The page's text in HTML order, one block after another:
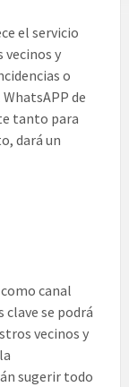
el servicio
vecinos y
o
de
tanto para
dará un
canal
se podrá
vecinos y
sugerir todo